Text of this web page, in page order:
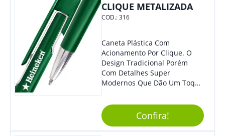
CLIQUE METALIZADA
COD.:316
Caneta Plástica Com
Acionamento Por Clique. O
Design Tradicional Porém
Com Detalhes Super
Modernos Que Dão Um Toque
Confira!